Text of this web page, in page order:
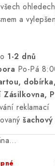
a
1-2 dnů
Po-Pá
Zásilkovna,
reklamací